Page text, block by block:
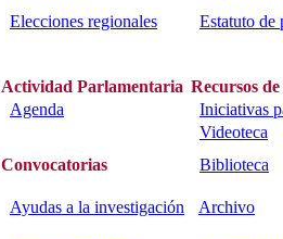
Elecciones regionales Estatuto de
Actividad Parlamentaria Recursos
Agenda
Iniciativas
Videoteca
Convocatorias Biblioteca
Ayudas a la investigación Archivo